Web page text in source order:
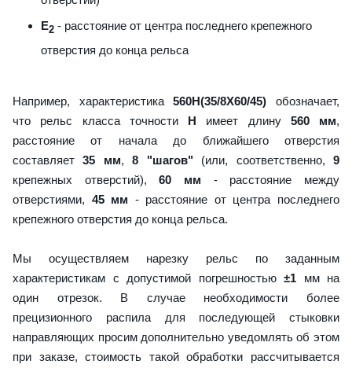
E2 - расстояние от центра последнего крепежного
отверстия до конца рельса
Например, характеристика560H(35/8X60/45) обозначает,
что рельс класса точности H имеет длину 560 мм,
расстояние от начала до ближайшего отверстия
составляет35 мм,8 "шагов" (или, соответственно,9
крепежных отверстий),60 мм - расстояние между
отверстиями, 45 мм - расстояние от центра последнего
крепежного отверстия до конца рельса.
Мы осуществляем нарезку рельс по заданным
характеристикам с допустимой погрешностью ±1 мм на
один отрезок. В случае необходимости более
прецизионного распила для последующей стыковки
направляющих просим дополнительно уведомлять об этом
при заказе, стоимость такой обработки рассчитывается